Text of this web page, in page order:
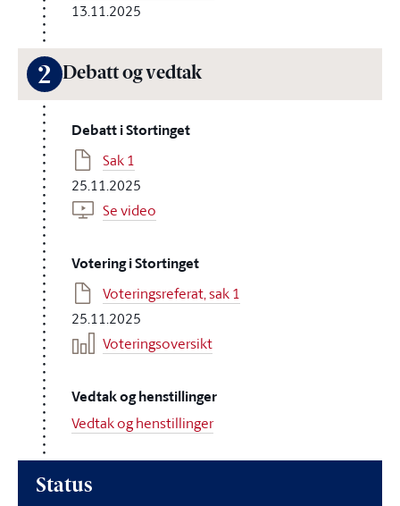
13.11.2025
2 Debatt og vedtak
Debatt i Stortinget
Sak 1
25.11.2025
Se video
Votering i Stortinget
Voteringsreferat, sak 1
25.11.2025
Voteringsoversikt
Vedtak og henstillinger
Vedtak og henstillinger
Status